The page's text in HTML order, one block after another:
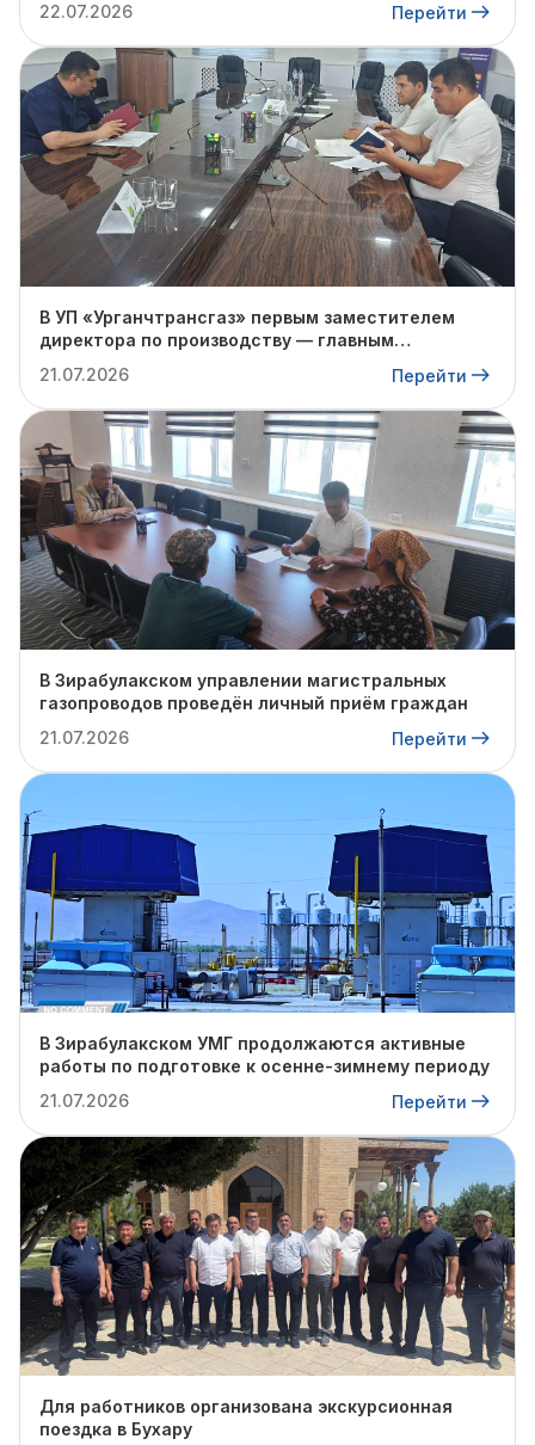
22.07.2026 Перейти
В УП «Урганчтрансгаз» первым заместителем
директора по производству — главным
Керимбаевичем был проведён очередной личный
приём граждан.
21.07.2026 Перейти
В Зирабулакском управлении магистральных
газопроводов проведён личный приём граждан
21.07.2026
Перейти
В Зирабулакском УМГ продолжаются активные
работы по подготовке к осенне-зимнему периоду
21.07.2026
Перейти
Для работников организована экскурсионная
поездка в Бухару